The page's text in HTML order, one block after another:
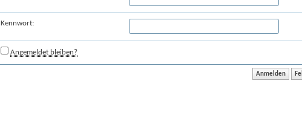
Kennwort:
Angemeldet bleiben?